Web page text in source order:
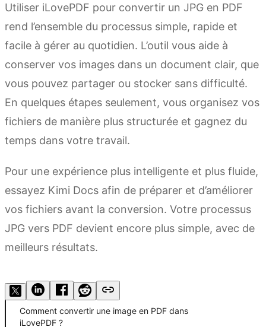
Utiliser iLovePDF pour convertir un JPG en PDF
rend l’ensemble du processus simple, rapide et
facile à gérer au quotidien. L’outil vous aide à
conserver vos images dans un document clair, que
vous pouvez partager ou stocker sans difficulté.
En quelques étapes seulement, vous organisez vos
fichiers de manière plus structurée et gagnez du
temps dans votre travail.
Pour une expérience plus intelligente et plus fluide,
essayez Kimi Docs afin de préparer et d’améliorer
vos fichiers avant la conversion. Votre processus
JPG vers PDF devient encore plus simple, avec de
meilleurs résultats.
Comment convertir une image en PDF dans
iLovePDF ?